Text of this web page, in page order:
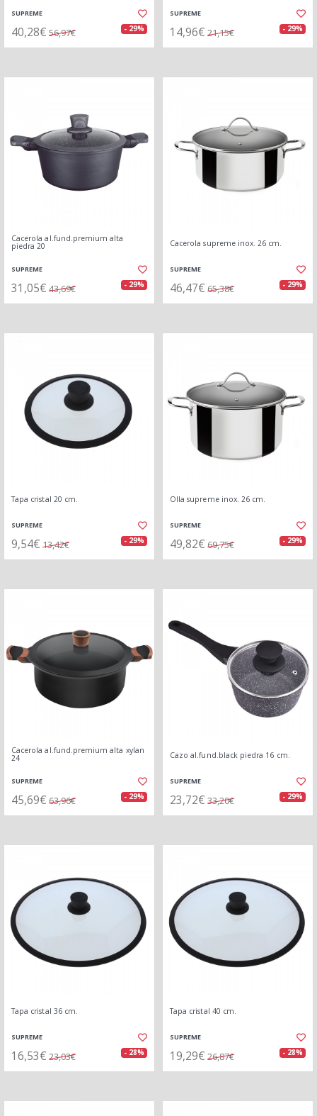
SUPREME
40,28€ 56,97€ - 29%
SUPREME
14,96€ 21,15€ - 29%
Cacerola al.fund.premium alta
piedra 20
SUPREME
31,05€ 43,69€ - 29%
Cacerola supreme inox. 26 cm.
SUPREME
46,47€ 65,38€ - 29%
Tapa cristal 20 cm.
SUPREME
9,54€ 13,42€ - 29%
Olla supreme inox. 26 cm.
SUPREME
49,82€ 69,75€ - 29%
Cacerola al.fund.premium alta xylan
24
SUPREME
45,69€ 63,96€ - 29%
Cazo al.fund.black piedra 16 cm.
SUPREME
23,72€ 33,20€ - 29%
Tapa cristal 36 cm.
SUPREME
16,53€ 23,03€ - 28%
Tapa cristal 40 cm.
SUPREME
19,29€ 26,87€ - 28%